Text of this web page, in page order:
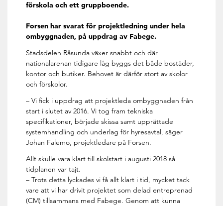
förskola och ett gruppboende.
Forsen har svarat för projektledning under hela
ombyggnaden, på uppdrag av Fabege.
Stadsdelen Råsunda växer snabbt och där
nationalarenan tidigare låg byggs det både bostäder,
kontor och butiker. Behovet är därför stort av skolor
och förskolor.
– Vi fick i uppdrag att projektleda ombyggnaden från
start i slutet av 2016. Vi tog fram tekniska
specifikationer, började skissa samt upprättade
systemhandling och underlag för hyresavtal, säger
Johan Falemo, projektledare på Forsen.
Allt skulle vara klart till skolstart i augusti 2018 så
tidplanen var tajt.
– Trots detta lyckades vi få allt klart i tid, mycket tack
vare att vi har drivit projektet som delad entreprenad
(CM) tillsammans med Fabege. Genom att kunna